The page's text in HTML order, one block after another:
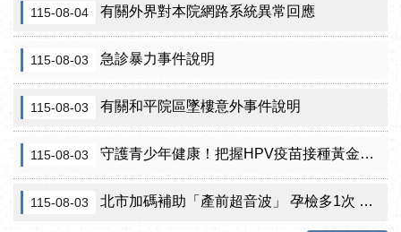
115-08-04 有關外界對本院網路系統異常回應
115-08-03 急診暴力事件說明
115-08-03 有關和平院區墜樓意外事件說明
115-08-03 守護青少年健康！把握HPV疫苗接種黃金期 臺北市提供校園設站及98家合約院所接種服務
115-08-03 北市加碼補助「產前超音波」 孕檢多1次 準媽咪「超」安心！